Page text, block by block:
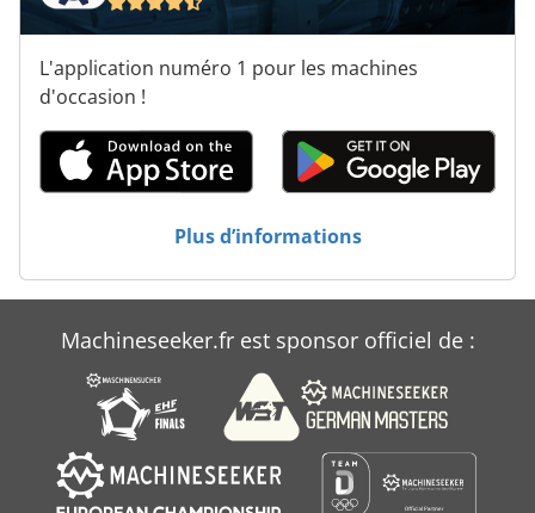
L'application numéro 1 pour les machines
d'occasion !
Plus d’informations
Machineseeker.fr est sponsor officiel de :